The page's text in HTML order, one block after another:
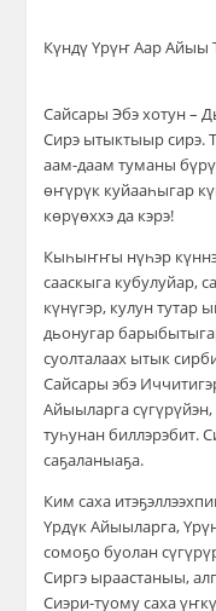
Күндү Үрүҥ Аар Айыы
Сайсары Эбэ хотун –
Сирэ ытыктыыр сирэ.
аам-даам туманы
өҥүрүк куйааһыгар
көрүөххэ да кэрэ!
Кыһыҥҥы нүһэр
сааскыга кубулуйар,
күнүгэр, кулун тутар
дьонугар
суолталаах ытык
Сайсары эбэ
Айыыларга
туһунан биллэрэбит.
саҕаланыаҕа.
Ким саха
Үрдүк Айыыларга,
сомоҕо буолан
Сиргэ ыраастаныы,
Сиэри-туому саха